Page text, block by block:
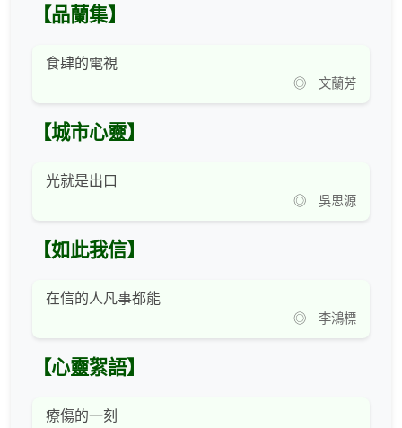
【品蘭集】
食肆的電視
◎ 文蘭芳
【城市心靈】
光就是出口
◎ 吳思源
【如此我信】
在信的人凡事都能
◎ 李鴻標
【心靈絮語】
療傷的一刻